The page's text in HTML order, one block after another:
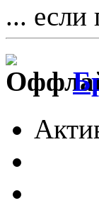
... если